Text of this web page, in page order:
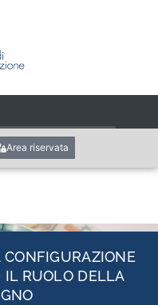
Area riservata
IL RUOLO DELLA